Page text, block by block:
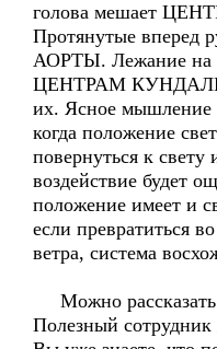
голова мешает
Протянутые вперед
АОРТЫ. Лежание на
ЦЕНТРАМ
их. Ясное мышление
когда положение
повернуться к свету
воздействие будет
положение имеет и
если превратиться
ветра, система
Можно рассказать
Полезный